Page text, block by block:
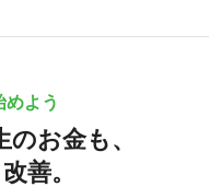
めよう
のお金も、
善。